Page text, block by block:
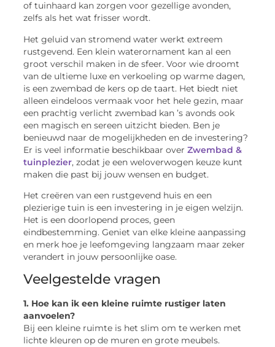
of tuinhaard kan zorgen voor gezellige avonden,
zelfs als het wat frisser wordt.
Het geluid van stromend water werkt extreem
rustgevend. Een klein waterornament kan al een
groot verschil maken in de sfeer. Voor wie droomt
van de ultieme luxe en verkoeling op warme dagen,
is een zwembad de kers op de taart. Het biedt niet
alleen eindeloos vermaak voor het hele gezin, maar
een prachtig verlicht zwembad kan ’s avonds ook
een magisch en sereen uitzicht bieden. Ben je
benieuwd naar de mogelijkheden en de investering?
Er is veel informatie beschikbaar overZwembad &
tuinplezier, zodat je een weloverwogen keuze kunt
maken die past bij jouw wensen en budget.
Het creëren van een rustgevend huis en een
plezierige tuin is een investering in je eigen welzijn.
Het is een doorlopend proces, geen
eindbestemming. Geniet van elke kleine aanpassing
en merk hoe je leefomgeving langzaam maar zeker
verandert in jouw persoonlijke oase.
Veelgestelde vragen
1. Hoe kan ik een kleine ruimte rustiger laten
aanvoelen?
Bij een kleine ruimte is het slim om te werken met
lichte kleuren op de muren en grote meubels.